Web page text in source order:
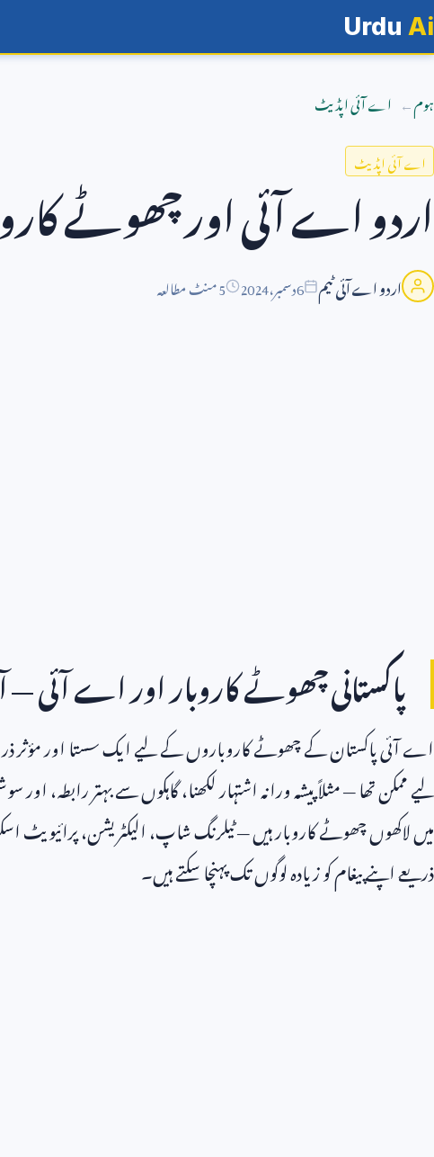
Urdu Ai
ہوم اے آئی اپڈیٹ
اے آئی اپڈیٹ
اردو اے آئی اور چھوٹے
اردو اے آئی ٹیم 6دسمبر،2024 5 منٹ مطالعہ
پاکستانی چھوٹے کاروبار اور اے
اے آئی پاکستان کے چھوٹے کاروباروں کے لیے ایک سستا اور مؤثر
لیے ممکن تھا — مثلاً پیشہ ورانہ اشتہار لکھنا، گاہکوں سے بہتر رابطہ، اور
میں لاکھوں چھوٹے کاروبار ہیں — ٹیلرنگ شاپ، الیکٹریشن،
ذریعے اپنے پیغام کو زیادہ لوگوں تک پہنچا سکتے ہیں۔